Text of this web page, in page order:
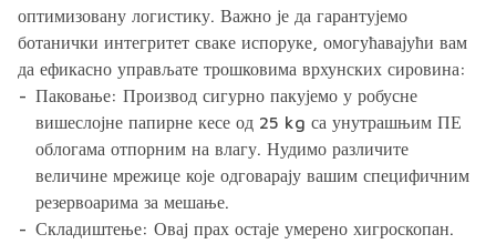
оптимизовану логистику. Важно је да гарантујемо
ботанички интегритет сваке испоруке, омогућавајући вам
да ефикасно управљате трошковима врхунских сировина:
Паковање: Производ сигурно пакујемо у робусне
вишеслојне папирне кесе од 25 kg са унутрашњим ПЕ
облогама отпорним на влагу. Нудимо различите
величине мрежице које одговарају вашим специфичним
резервоарима за мешање.
Складиштење: Овај прах остаје умерено хигроскопан.